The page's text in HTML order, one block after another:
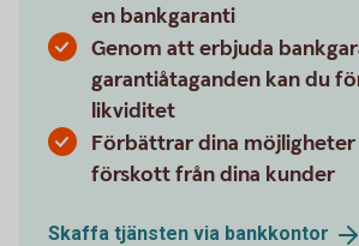
en bankgaranti
Genom att erbjuda
garantiåtaganden kan du
likviditet
Förbättrar dina
förskott från dina kunder
Skaffa tjänsten via bankkontor